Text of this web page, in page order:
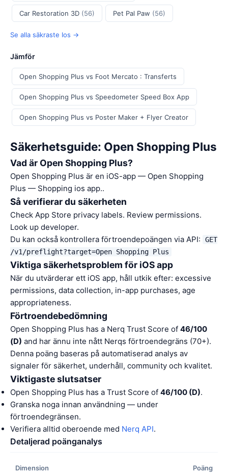
Car Restoration 3D (56) Pet Pal Paw (56)
Se alla säkraste Ios →
Jämför
Open Shopping Plus vs Foot Mercato : Transferts
Open Shopping Plus vs Speedometer Speed Box App
Open Shopping Plus vs Poster Maker + Flyer Creator
Säkerhetsguide: Open Shopping Plus
Vad är Open Shopping Plus?
Open Shopping Plus är en iOS-app — Open Shopping
Plus — Shopping ios app..
Så verifierar du säkerheten
Check App Store privacy labels. Review permissions.
Look up developer.
Du kan också kontrollera förtroendepoängen via API:
GET
/v1/preflight?target=Open Shopping Plus
Viktiga säkerhetsproblem för iOS app
När du utvärderar ett iOS app, håll utkik efter: excessive
permissions, data collection, in-app purchases, age
appropriateness.
Förtroendebedömning
Open Shopping Plus has a Nerq Trust Score of 46/100
(D) and har ännu inte nått Nerqs förtroendegräns (70+).
Denna poäng baseras på automatiserad analys av
signaler för säkerhet, underhåll, community och kvalitet.
Viktigaste slutsatser
Open Shopping Plus has a Trust Score of 46/100 (D).
Granska noga innan användning — under
förtroendegränsen.
Verifiera alltid oberoende med Nerq API.
Detaljerad poänganalys
Dimension Poäng